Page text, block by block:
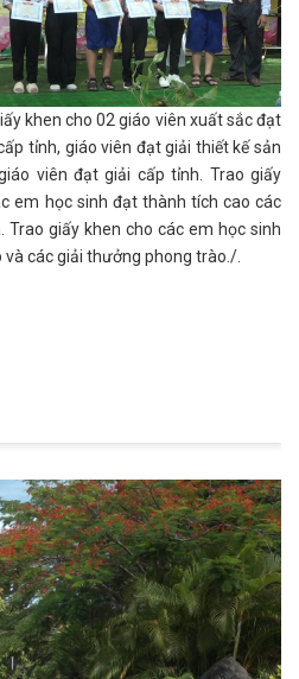
khen cho 02 giáo viên xuất sắc đạt
tỉnh, giáo viên đạt giải thiết kế sản
viên đạt giải cấp tỉnh. Trao giấy
em học sinh đạt thành tích cao các
Trao giấy khen cho các em học sinh
các giải thưởng phong trào./.